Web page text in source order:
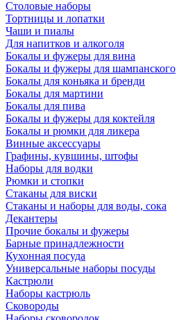
Столовые наборы
Тортницы и лопатки
Чаши и пиалы
Для напитков и алкоголя
Бокалы и фужеры для вина
Бокалы и фужеры для шампанского
Бокалы для коньяка и бренди
Бокалы для мартини
Бокалы для пива
Бокалы и фужеры для коктейля
Бокалы и рюмки для ликера
Винные аксессуары
Графины, кувшины, штофы
Наборы для водки
Рюмки и стопки
Стаканы для виски
Стаканы и наборы для воды, сока
Декантеры
Прочие бокалы и фужеры
Барные принадлежности
Кухонная посуда
Универсальные наборы посуды
Кастрюли
Наборы кастрюль
Сковороды